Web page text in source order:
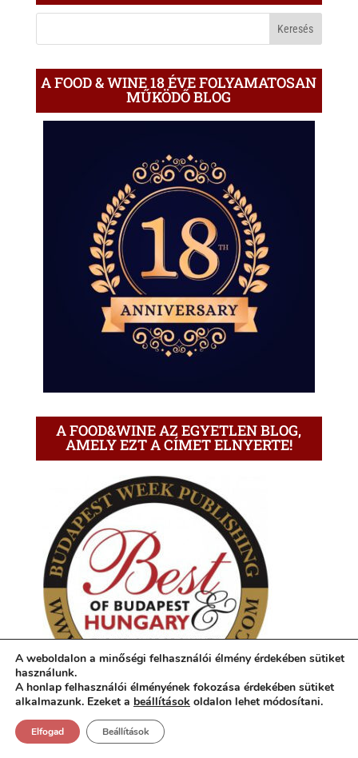
A FOOD & WINE 18 ÉVE FOLYAMATOSAN
MŰKÖDŐ BLOG
A FOOD&WINE AZ EGYETLEN BLOG,
AMELY EZT A CÍMET ELNYERTE!
KÖVESS A FACEBOOK OLDALAMON IS!
A weboldalon a minőségi felhasználói élmény érdekében sütiket
használunk.
A honlap felhasználói élményének fokozása érdekében sütiket
alkalmazunk. Ezeket a beállítások oldalon lehet módosítani.
Elfogad Beállítások